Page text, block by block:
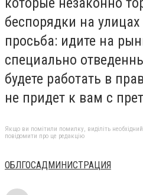
беспорядки на
просьба: идите на
специально
будете работать в
не придет к вам с
Якщо ви помітили помилку, виділіть
повідомити про це редакцію
ОБЛГОСАДМИНИСТРАЦИЯ